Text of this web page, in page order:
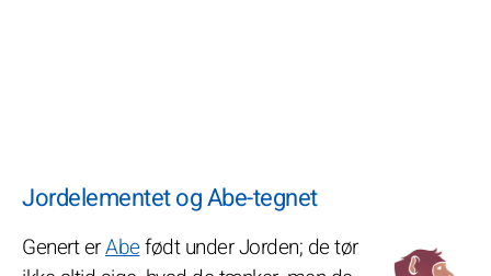
Jordelementet og Abe-tegnet
Genert erAbefødt under Jorden; de tør